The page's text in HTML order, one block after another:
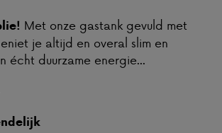
Met onze gastank gevuld met
je altijd en overal slim en
écht duurzame energie...